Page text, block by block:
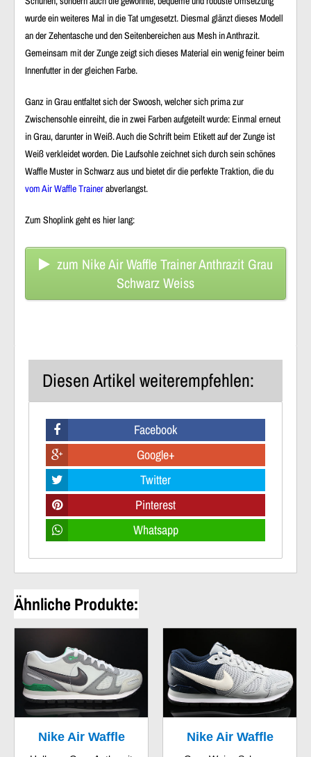
wurde ein weiteres Mal in die Tat umgesetzt. Diesmal glänzt dieses Modell
an der Zehentasche und den Seitenbereichen aus Mesh in Anthrazit.
Gemeinsam mit der Zunge zeigt sich dieses Material ein wenig feiner beim
Innenfutter in der gleichen Farbe.
Ganz in Grau entfaltet sich der Swoosh, welcher sich prima zur
Zwischensohle einreiht, die in zwei Farben aufgeteilt wurde: Einmal erneut
in Grau, darunter in Weiß. Auch die Schrift beim Etikett auf der Zunge ist
Weiß verkleidet worden. Die Laufsohle zeichnet sich durch sein schönes
Waffle Muster in Schwarz aus und bietet dir die perfekte Traktion, die du
vom Air Waffle Trainerabverlangst.
Zum Shoplink geht es hier lang:
zum Nike Air Waffle Trainer Anthrazit Grau
Schwarz Weiss
Diesen Artikel weiterempfehlen:
Facebook
Google+
Twitter
Pinterest
Whatsapp
Ähnliche Produkte:
Nike Air Waffle
Nike Air Waffle